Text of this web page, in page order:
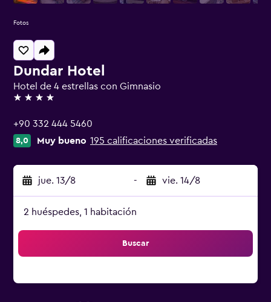
Dundar Hotel
Hotel de 4 estrellas con Gimnasio
4 estrellas
+90 332 444 5460
8,0 Muy bueno 195 calificaciones verificadas
jue. 13/8 - vie. 14/8
2 huéspedes, 1 habitación
Buscar
Fotos